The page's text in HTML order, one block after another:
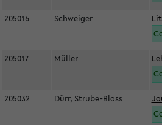
205016 Schweiger
205017 Müller
205032 Dürr, Strube-Bloss